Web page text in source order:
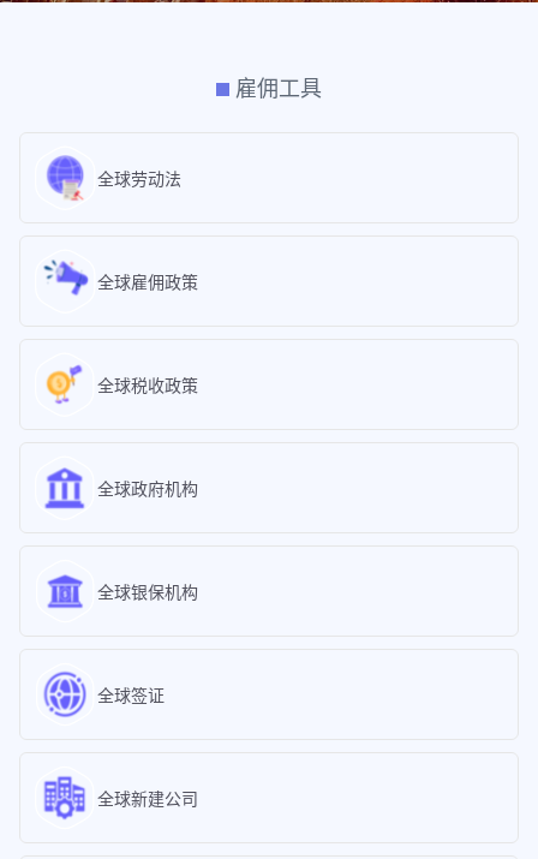
雇佣工具
全球劳动法
全球雇佣政策
全球税收政策
全球政府机构
全球银保机构
全球签证
全球新建公司